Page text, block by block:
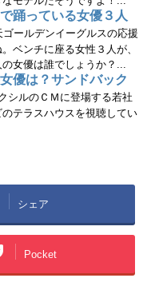
踊っている女優３人
ゴールデンイーグルスの応援
ベンチに座る女性３人が、
女優は誰でしょうか？...
優は？サンドバック
シルのＣＭに登場する若社
テラスハウスを視聴してい
シェア
Pocket